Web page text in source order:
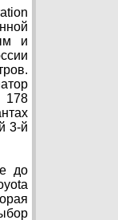
и
178
3-й
до